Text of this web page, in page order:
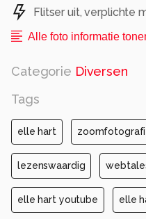
Flitser uit, verplichte
Alle foto informatie
Categorie Diversen
Tags
elle hart
lezenswaardig
elle hart youtube elle